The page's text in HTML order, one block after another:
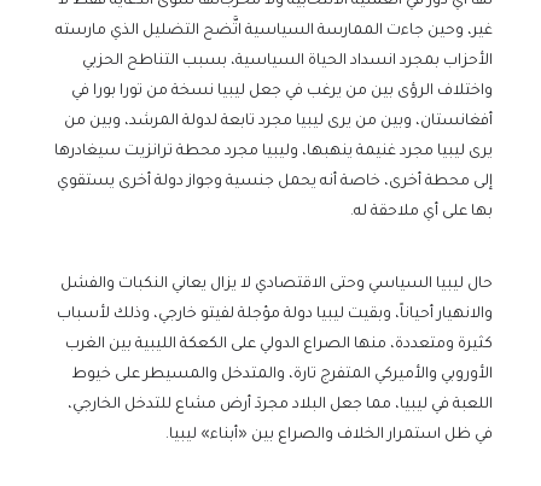
غير، وحين جاءت الممارسة السياسية اتَّضح التضليل الذي مارسته
الأحزاب بمجرد انسداد الحياة السياسية، بسبب التناطح الحزبي
واختلاف الرؤى بين من يرغب في جعل ليبيا نسخة من تورا بورا في
أفغانستان، وبين من يرى ليبيا مجرد تابعة لدولة المرشد، وبين من
يرى ليبيا مجرد غنيمة ينهبها، وليبيا مجرد محطة ترانزيت سيغادرها
إلى محطة أخرى، خاصة أنه يحمل جنسية وجواز دولة أخرى يستقوي
بها على أي ملاحقة له.
حال ليبيا السياسي وحتى الاقتصادي لا يزال يعاني النكبات والفشل
والانهيار أحياناً، وبقيت ليبيا دولة مؤجلة لفيتو خارجي، وذلك لأسباب
كثيرة ومتعددة، منها الصراع الدولي على الكعكة الليبية بين الغرب
الأوروبي والأميركي المتفرج تارة، والمتدخل والمسيطر على خيوط
اللعبة في ليبيا، مما جعل البلاد مجردَ أرض مشاع للتدخل الخارجي،
في ظل استمرار الخلاف والصراع بين «أبناء» ليبيا.